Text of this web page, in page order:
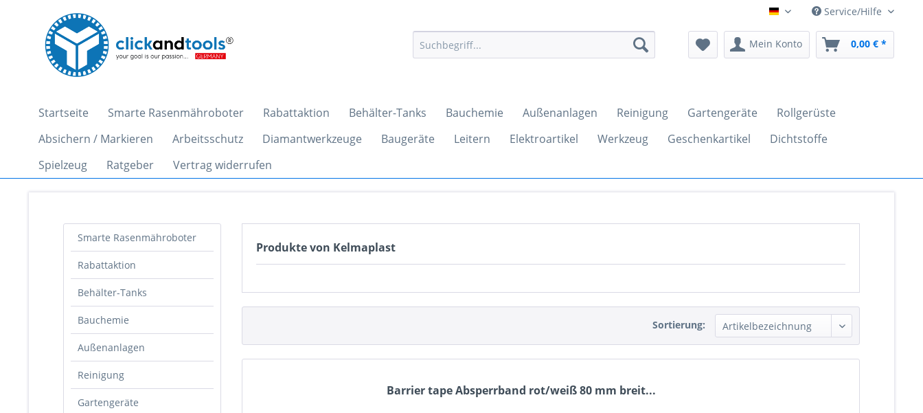
clickandtools.deService/Hilfe
Mein Konto 0,00 € *
Startseite Smarte Rasenmähroboter Rabattaktion Behälter-Tanks Bauchemie Außenanlagen Reinigung Gartengeräte
Rollgerüste
Absichern / Markieren
Arbeitsschutz Diamantwerkzeuge Baugeräte Leitern Elektroartikel Werkzeug Geschenkartikel
Dichtstoffe
Spielzeug
Ratgeber Vertrag widerrufen
Smarte Rasenmähroboter
Rabattaktion
Behälter-Tanks
Bauchemie
Außenanlagen
Reinigung
Gartengeräte
Produkte von Kelmaplast
Sortierung:
Barrier tape Absperrband rot/weiß 80 mm breit...